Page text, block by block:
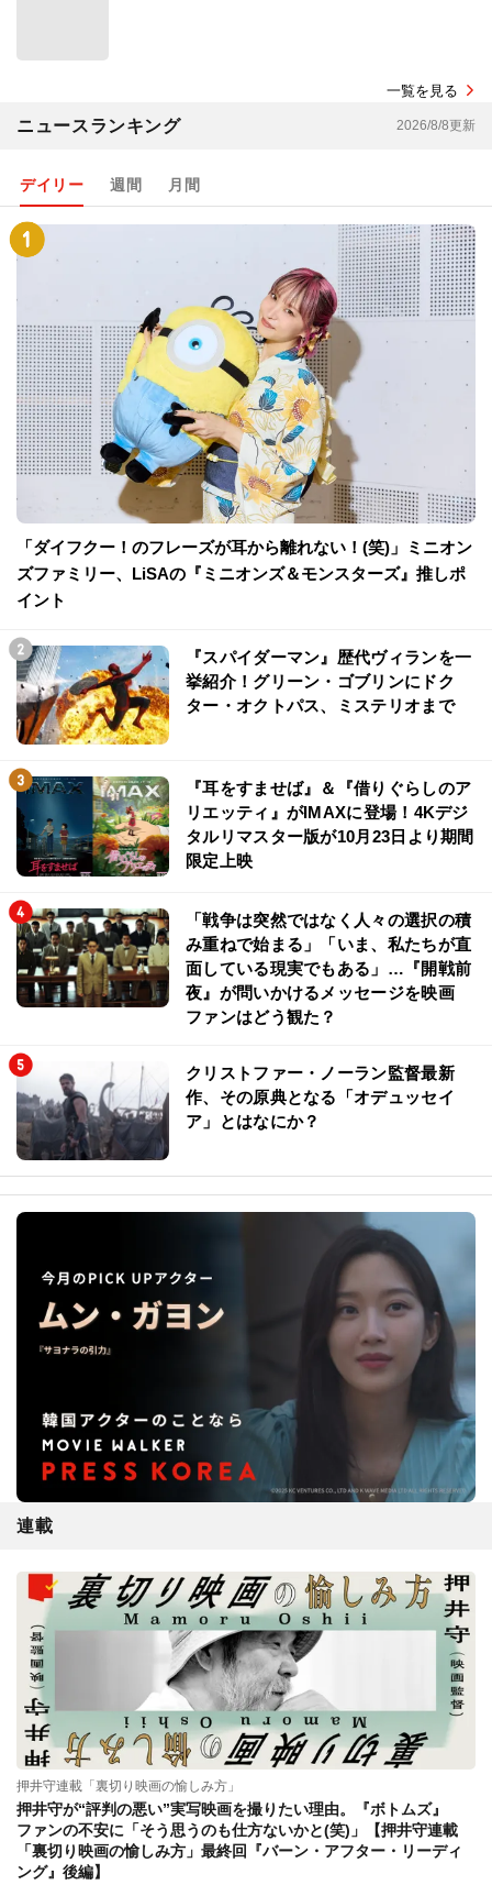
一覧を見る
ニュースランキング 2026/8/8更新
デイリー 週間 月間
「ダイフクー！のフレーズが耳から離れない！(笑)」ミニオン
ズファミリー、LiSAの『ミニオンズ＆モンスターズ』推しポ
イント
『スパイダーマン』歴代ヴィランを一
挙紹介！グリーン・ゴブリンにドク
ター・オクトパス、ミステリオまで
『耳をすませば』＆『借りぐらしのア
リエッティ』がIMAXに登場！4Kデジ
タルリマスター版が10月23日より期間
限定上映
「戦争は突然ではなく人々の選択の積
み重ねで始まる」「いま、私たちが直
面している現実でもある」…『開戦前
夜』が問いかけるメッセージを映画
ファンはどう観た？
クリストファー・ノーラン監督最新
作、その原典となる「オデュッセイ
ア」とはなにか？
連載
押井守連載「裏切り映画の愉しみ方」
押井守が“評判の悪い”実写映画を撮りたい理由。『ボトムズ』
ファンの不安に「そう思うのも仕方ないかと(笑)」【押井守連載
「裏切り映画の愉しみ方」最終回『バーン・アフター・リーディ
ング』後編】